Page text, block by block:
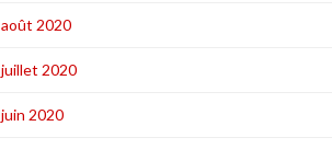
août 2020
juillet 2020
juin 2020